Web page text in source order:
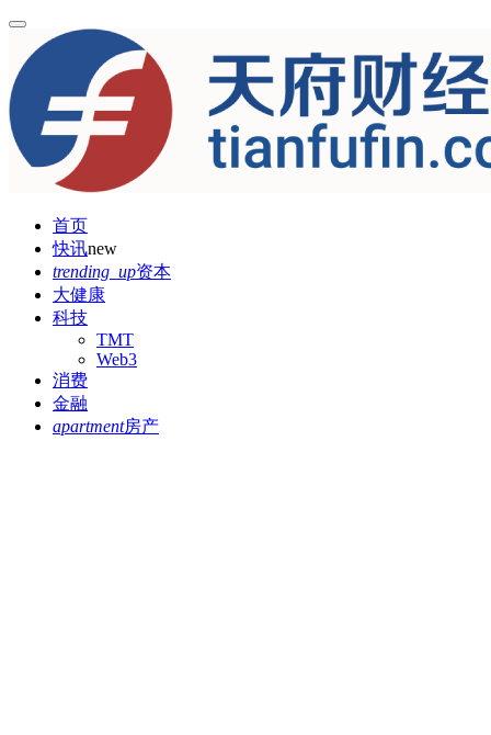
首页
快讯new
trending_up资本
大健康
科技
TMT
Web3
消费
金融
apartment房产